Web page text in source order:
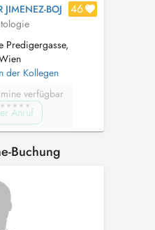
BOJ 46
Predigergasse,
der Kollegen
verfügbar
Anruf
Buchung